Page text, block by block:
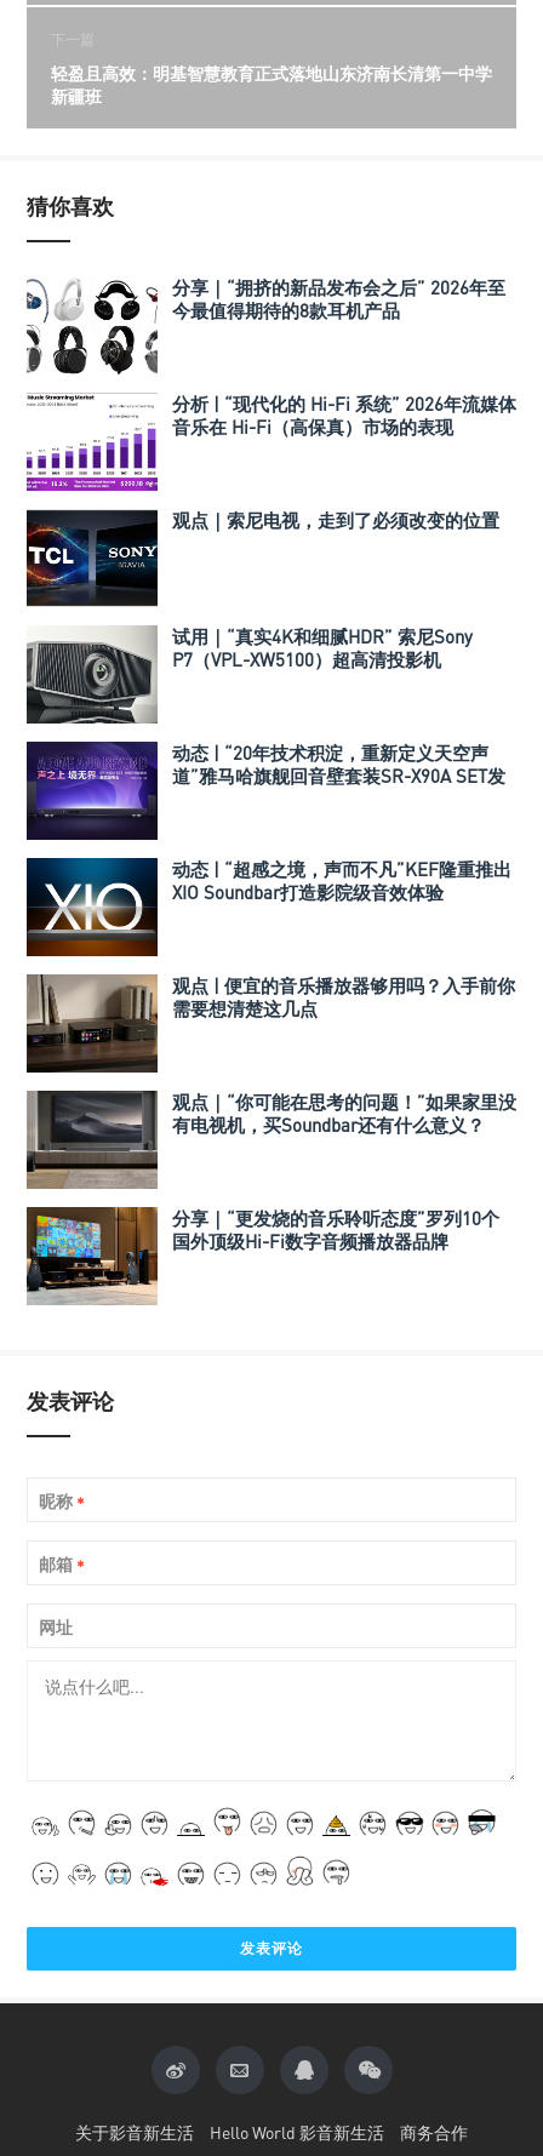
下一篇
轻盈且高效：明基智慧教育正式落地山东济南长清第一中学
新疆班
猜你喜欢
分享｜“拥挤的新品发布会之后” 2026年至
今最值得期待的8款耳机产品
分析 | “现代化的 Hi-Fi 系统” 2026年流媒体
音乐在 Hi-Fi（高保真）市场的表现
观点｜索尼电视，走到了必须改变的位置
试用｜“真实4K和细腻HDR” 索尼Sony
P7（VPL-XW5100）超高清投影机
动态 | “20年技术积淀，重新定义天空声
道”雅马哈旗舰回音壁套装SR-X90A SET发
动态 | “超感之境，声而不凡”KEF隆重推出
XIO Soundbar打造影院级音效体验
观点 | 便宜的音乐播放器够用吗？入手前你
需要想清楚这几点
观点｜“你可能在思考的问题！”如果家里没
有电视机，买Soundbar还有什么意义？
分享｜“更发烧的音乐聆听态度”罗列10个
国外顶级Hi-Fi数字音频播放器品牌
发表评论
昵称 *
邮箱 *
网址
关于影音新生活 Hello World 影音新生活 商务合作